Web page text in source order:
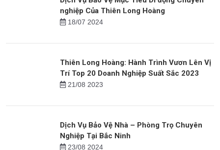
Dịch Vụ Bảo Vệ Khẩn Cấp của Thiên Long
Hoàng
Dịch Vụ Bảo Vệ Mục Tiêu Di động Chuyên
nghiệp Của Thiên Long Hoàng
Thiên Long Hoàng: Hành Trình Vươn Lên Vị
Trí Top 20 Doanh Nghiệp Suất Sắc 2023